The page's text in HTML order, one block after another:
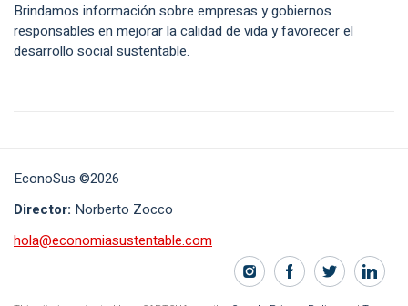
Brindamos información sobre empresas y gobiernos
responsables en mejorar la calidad de vida y favorecer el
desarrollo social sustentable.
EconoSus ©2026
Director: Norberto Zocco
hola@economiasustentable.com